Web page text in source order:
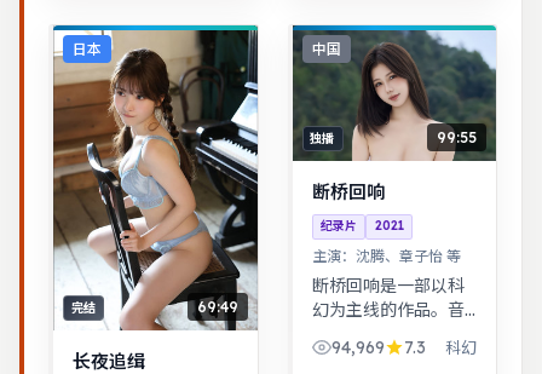
落，适合系列化追
看。
社会的迷茫，细腻温
暖。
日本
完结 69:49
长夜追缉
中国
独播 99:55
断桥回响
纪录片 2021
主演： 沈腾、章子怡 等
断桥回响是一部以科
幻为主线的作品。音
乐与舞蹈推动剧情，
舞台感强，视听体验
94,969 7.3 科幻